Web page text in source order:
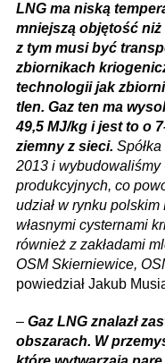
LNG ma niską
mniejszą objętość
z tym musi być
zbiornikach
technologii jak
tlen. Gaz ten ma
49,5 MJ/kg i jest to o
ziemny z sieci.
2013 i wybudowaliśmy
produkcyjnych, co
udział w rynku
własnymi cysternami
również z zakładami
OSM Skierniewice,
powiedział Jakub
– Gaz LNG znalazł
obszarach. W